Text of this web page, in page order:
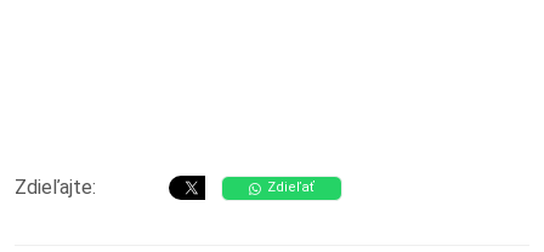
Zdieľajte: Zdieľať